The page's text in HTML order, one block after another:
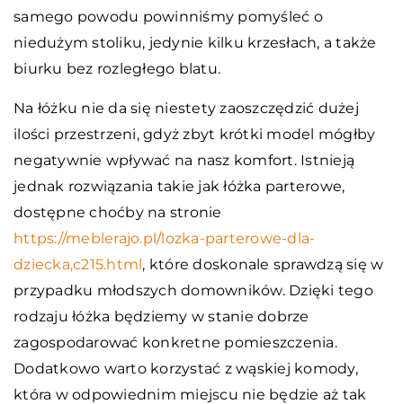
samego powodu powinniśmy pomyśleć o
niedużym stoliku, jedynie kilku krzesłach, a także
biurku bez rozległego blatu.
Na łóżku nie da się niestety zaoszczędzić dużej
ilości przestrzeni, gdyż zbyt krótki model mógłby
negatywnie wpływać na nasz komfort. Istnieją
jednak rozwiązania takie jak łóżka parterowe,
dostępne choćby na stronie
https://meblerajo.pl/lozka-parterowe-dla-
dziecka,c215.html, które doskonale sprawdzą się w
przypadku młodszych domowników. Dzięki tego
rodzaju łóżka będziemy w stanie dobrze
zagospodarować konkretne pomieszczenia.
Dodatkowo warto korzystać z wąskiej komody,
która w odpowiednim miejscu nie będzie aż tak